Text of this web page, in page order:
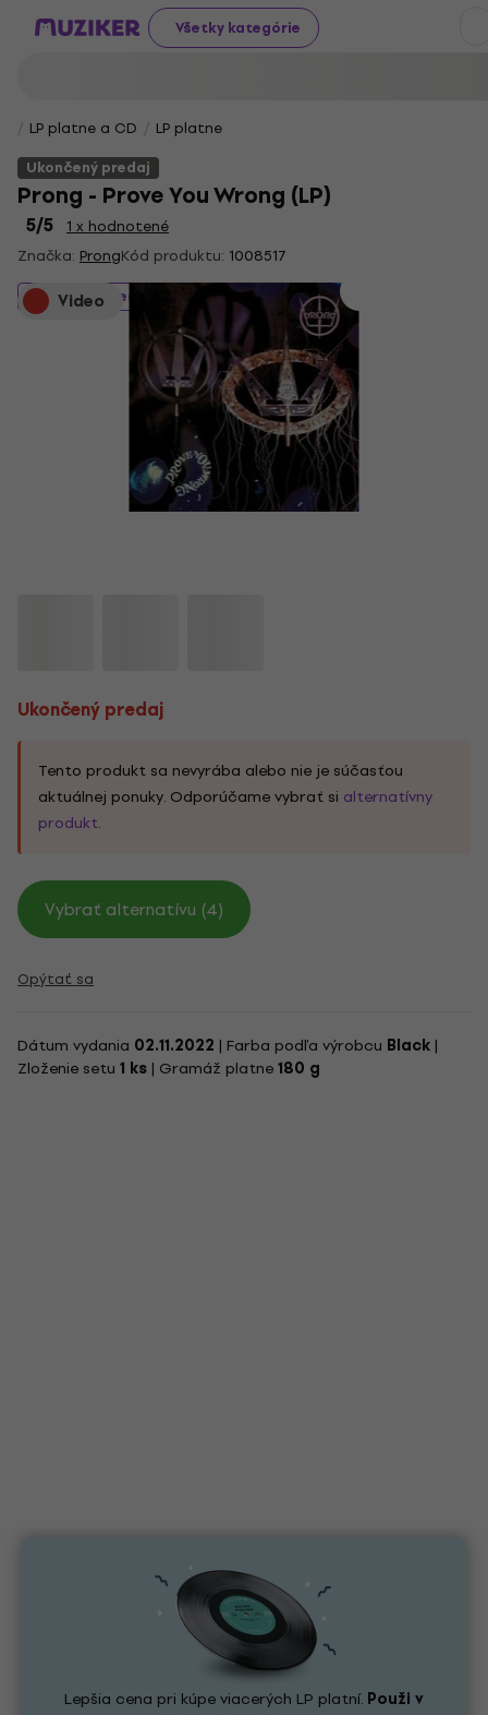
Všetky kategórie
LP platne a CD
LP platne
Ukončený predaj
Prong - Prove You Wrong (LP)
5/5
1 x hodnotené
Značka: ProngKód produktu: 1008517
Video
Ukončený predaj
Ukončený predaj
Tento produkt sa nevyrába alebo nie je súčasťou
aktuálnej ponuky. Odporúčame vybrať si alternatívny
produkt.
Vybrať alternatívu (4)
Opýtať sa
Dátum vydania 02.11.2022 | Farba podľa výrobcu Black |
Zloženie setu 1 ks | Gramáž platne180 g
Lepšia cena pri kúpe viacerých LP platní. Použi v